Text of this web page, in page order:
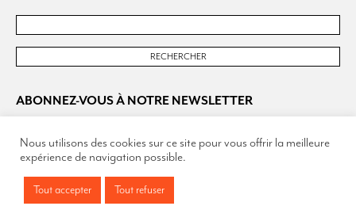
ABONNEZ-VOUS À NOTRE NEWSLETTER
Nous utilisons des cookies sur ce site pour vous offrir la meilleure
expérience de navigation possible.
Tout accepter Tout refuser